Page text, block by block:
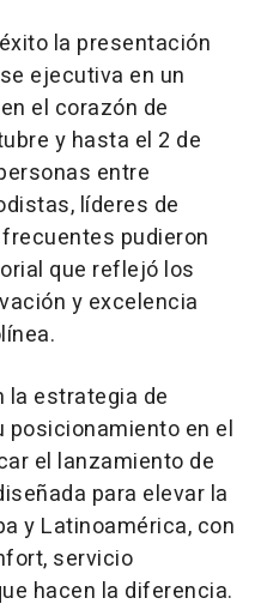
la presentación
ejecutiva en un
el corazón de
y hasta el 2 de
entre
líderes de
pudieron
que reflejó los
y excelencia
la estrategia de
en el
el lanzamiento de
para elevar la
y Latinoamérica, con
servicio
hacen la diferencia.